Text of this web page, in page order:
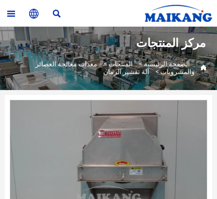



مركز المنتجات
 الصفحة الرئيسية> المنتجات>
معدات معالجة العصائر
والمشروبات> آلة تقشير الرمان